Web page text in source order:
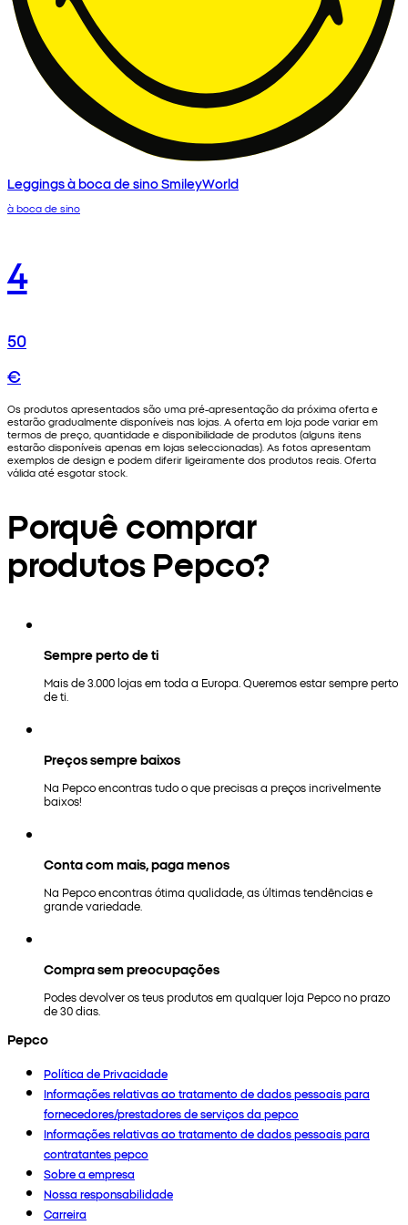
Leggings à boca de sino SmileyWorld
à boca de sino
4
50
€
Os produtos apresentados são uma pré-apresentação da próxima oferta e
estarão gradualmente disponíveis nas lojas. A oferta em loja pode variar em
termos de preço, quantidade e disponibilidade de produtos (alguns itens
estarão disponíveis apenas em lojas seleccionadas). As fotos apresentam
exemplos de design e podem diferir ligeiramente dos produtos reais. Oferta
válida até esgotar stock.
Porquê comprar
produtos Pepco?
Sempre perto de ti
Mais de 3.000 lojas em toda a Europa. Queremos estar sempre perto
de ti.
Preços sempre baixos
Na Pepco encontras tudo o que precisas a preços incrivelmente
baixos!
Conta com mais, paga menos
Na Pepco encontras ótima qualidade, as últimas tendências e
grande variedade.
Compra sem preocupações
Podes devolver os teus produtos em qualquer loja Pepco no prazo
de 30 dias.
Pepco
Política de Privacidade
Informações relativas ao tratamento de dados pessoais para
fornecedores/prestadores de serviços da pepco
Informações relativas ao tratamento de dados pessoais para
contratantes pepco
Sobre a empresa
Nossa responsabilidade
Carreira